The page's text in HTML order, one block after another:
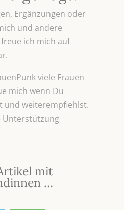
Ergänzungen oder
und andere
ich mich auf
viele Frauen
mich wenn Du
und weiterempfiehlst.
Unterstützung
mit
…